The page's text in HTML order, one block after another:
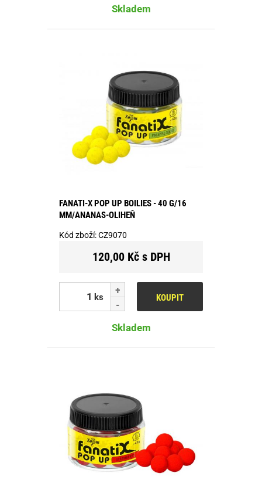
Skladem
FANATI-X POP UP BOILIES - 40 G/16
MM/ANANAS-OLIHEŇ
Kód zboží:CZ9070
120,00 Kč s DPH
ks KOUPIT
Skladem